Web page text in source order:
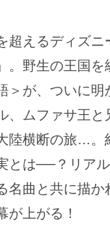
超えるディズ
。野生の王国
＞が、ついに明
、ムファサ王
陸横断の旅…。
とは──？リア
名曲と共に描か
が上がる！